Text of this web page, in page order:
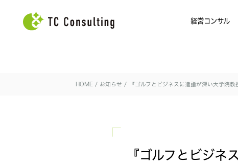
経営コンサル
HOME / お知らせ / 『ゴルフとビジネスに造詣が深い大学院
『ゴルフとビジ